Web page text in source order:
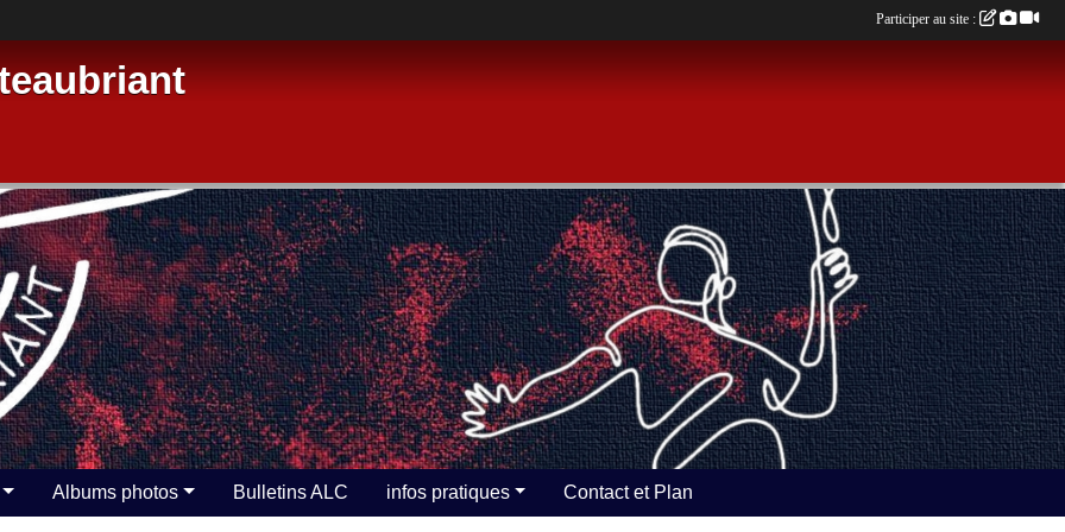
Albums photos Bulletins ALC infos pratiques Contact et Plan
Participer au site :